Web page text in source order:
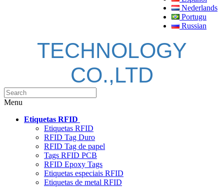
Nederlands
Portugu
Russian
TECHNOLOGY
CO.,LTD
Menu
Etiquetas RFID
Etiquetas RFID
RFID Tag Duro
RFID Tag de papel
Tags RFID PCB
RFID Epoxy Tags
Etiquetas especiais RFID
Etiquetas de metal RFID